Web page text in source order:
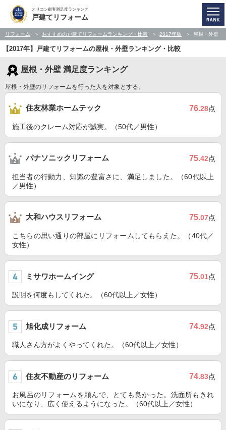
オリコン顧客満足度ランキング
戸建てリフォーム
リフォーム おすすめの戸建てリフォームランキング・比較 2017年版 屋根・外壁
【2017年】戸建てリフォームの屋根・外壁ランキング・比較
屋根・外壁 満足度ランキング
屋根・外壁のリフォームを行った人を対象とする。
住友林業ホームテック 76.28点
施工後のクレーム対応が誠実。（50代／男性）
パナソニックリフォーム 75.42点
担当者の行動力、知識の豊富さに、満足しました。（60代以上
／男性）
大和ハウスリフォーム 75.07点
こちらの思い通りの部屋にリフォームしてもらえた。（40代／
女性）
ミサワホームイング 75.01点
説明を何度もしてくれた。（60代以上／女性）
旭化成リフォーム 74.92点
職人さん方がよくやってくれた。（60代以上／女性）
住友不動産のリフォーム 74.83点
お風呂のリフォームを頼んで、とても良かった。洗面所もきれ
いになり、広く使えるようになった。（60代以上／女性）